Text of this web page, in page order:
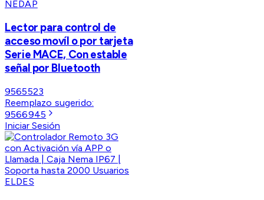
NEDAP
Lector para control de
acceso movíl o por tarjeta
Serie MACE, Con estable
señal por Bluetooth
9565523
Reemplazo sugerido:
9566945
Iniciar Sesión
ELDES